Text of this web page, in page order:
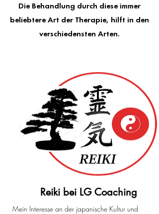
Die Behandlung durch diese immer
beliebtere Art der Therapie, hilft in den
verschiedensten Arten.
Reiki bei LG Coaching
Mein Interesse an der japanische Kultur und